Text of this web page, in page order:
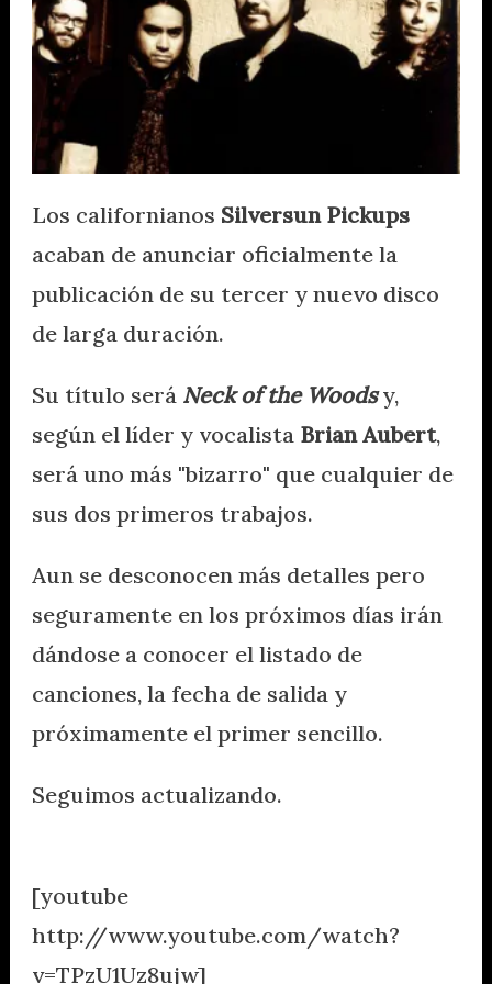
Los californianos Silversun Pickups
acaban de anunciar oficialmente la
publicación de su tercer y nuevo disco
de larga duración.
Su título será Neck of the Woodsy,
según el líder y vocalista Brian Aubert,
será uno más "bizarro" que cualquier de
sus dos primeros trabajos.
Aun se desconocen más detalles pero
seguramente en los próximos días irán
dándose a conocer el listado de
canciones, la fecha de salida y
próximamente el primer sencillo.
Seguimos actualizando.
[youtube
http://www.youtube.com/watch?
v=TPzU1Uz8ujw]